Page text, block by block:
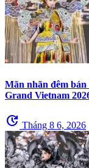
Mãn nhãn đêm
Grand Vietnam
update Tháng 8 6, 2026